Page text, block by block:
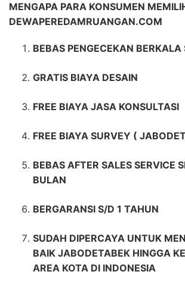
MENGAPA PARA KONSUMEN
DEWAPEREDAMRUANGAN.COM
BEBAS PENGECEKAN
GRATIS BIAYA DESAIN
FREE BIAYA JASA KONSULTASI
FREE BIAYA SURVEY (
BEBAS AFTER SALES SERVICE
BULAN
BERGARANSI S/D 1 TAHUN
SUDAH DIPERCAYA UNTUK
BAIK JABODETABEK HINGGA
AREA KOTA DI INDONESIA